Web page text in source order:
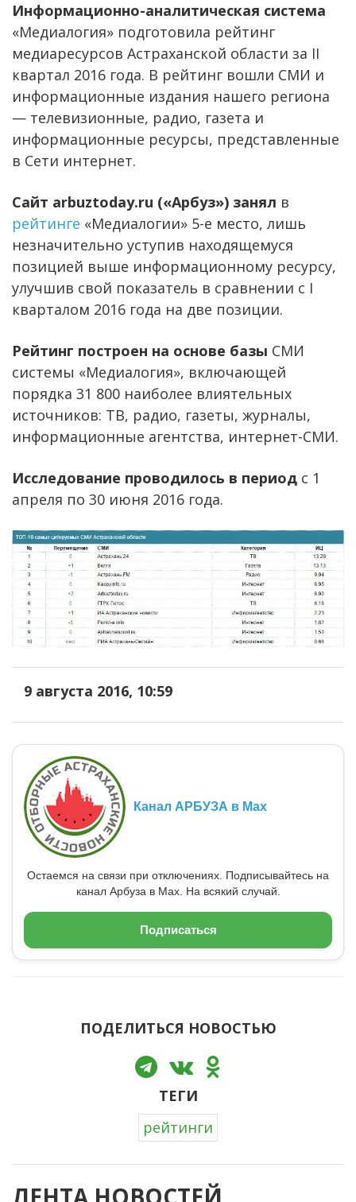
Информационно-аналитическая система
«Медиалогия» подготовила рейтинг
медиаресурсов Астраханской области за II
квартал 2016 года. В рейтинг вошли СМИ и
информационные издания нашего региона
— телевизионные, радио, газета и
информационные ресурсы, представленные
в Сети интернет.
Сайт arbuztoday.ru («Арбуз») занял в
рейтинге «Медиалогии» 5-е место, лишь
незначительно уступив находящемуся
позицией выше информационному ресурсу,
улучшив свой показатель в сравнении с I
кварталом 2016 года на две позиции.
Рейтинг построен на основе базы СМИ
системы «Медиалогия», включающей
порядка 31 800 наиболее влиятельных
источников: ТВ, радио, газеты, журналы,
информационные агентства, интернет-СМИ.
Исследование проводилось в период с 1
апреля по 30 июня 2016 года.
9 августа 2016, 10:59
Канал АРБУЗА в Max
Остаемся на связи при отключениях. Подписывайтесь на
канал Арбуза в Max. На всякий случай.
Подписаться
ПОДЕЛИТЬСЯ НОВОСТЬЮ
ТЕГИ
рейтинги